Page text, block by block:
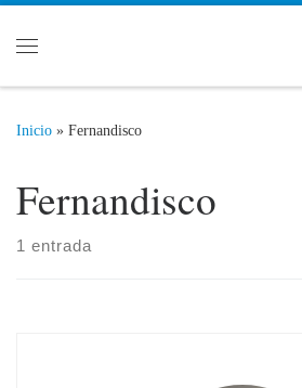
Inicio » Fernandisco
Fernandisco
1 entrada